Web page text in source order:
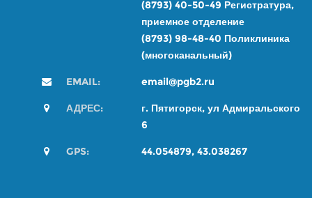
(8793) 40-50-49 Регистратура,
приемное отделение
(8793) 98-48-40 Поликлиника
(многоканальный)
EMAIL: email@pgb2.ru
АДРЕС:
г. Пятигорск, ул Адмиральского
6
GPS: 44.054879, 43.038267